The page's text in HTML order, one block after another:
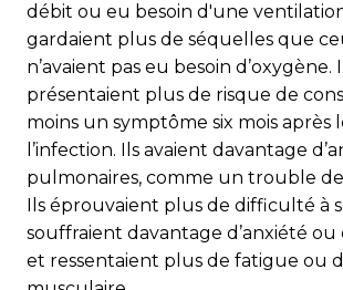
débit ou eu besoin d'une
gardaient plus de séquelles que
n’avaient pas eu besoin d’oxygène.
présentaient plus de risque de
moins un symptôme six mois après
l’infection. Ils avaient davantage
pulmonaires, comme un trouble
Ils éprouvaient plus de difficulté à
souffraient davantage d’anxiété ou
et ressentaient plus de fatigue ou